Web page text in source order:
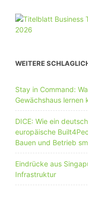
WEITERE
Stay in Command:
Gewächshaus lernen
DICE: Wie ein
europäische
Bauen und Betrieb
Eindrücke aus
Infrastruktur